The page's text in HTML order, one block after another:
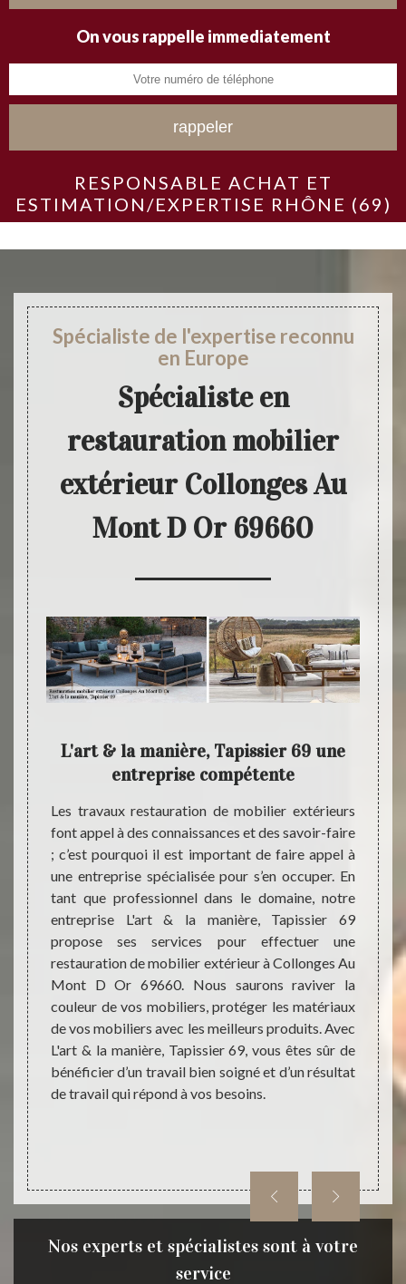
On vous rappelle immediatement
RESPONSABLE ACHAT ET
ESTIMATION/EXPERTISE RHÔNE (69)
Spécialiste de l'expertise reconnu
en Europe
Spécialiste en
restauration mobilier
extérieur Collonges Au
Mont D Or 69660
69
la
tant
& la
en
Au
de
L'art & la manière, Tapissier 69 une
entreprise compétente
Les travaux restauration de mobilier extérieurs
font appel à des connaissances et des savoir-faire
; c’est pourquoi il est important de faire appel à
une entreprise spécialisée pour s’en occuper. En
tant que professionnel dans le domaine, notre
entreprise L'art & la manière, Tapissier 69
propose ses services pour effectuer une
restauration de mobilier extérieur à Collonges Au
Mont D Or 69660. Nous saurons raviver la
couleur de vos mobiliers, protéger les matériaux
de vos mobiliers avec les meilleurs produits. Avec
L'art & la manière, Tapissier 69, vous êtes sûr de
bénéficier d’un travail bien soigné et d’un résultat
de travail qui répond à vos besoins.
& la
Et
la
Nos experts et spécialistes sont à votre
service